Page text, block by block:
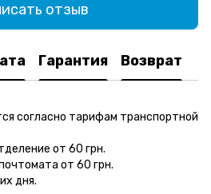
отзыв
Гарантия Возврат
согласно тарифам транспортной
от 60 грн.
от 60 грн.
дня.